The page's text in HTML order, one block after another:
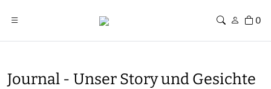
0
Journal - Unser Story und Gesichte